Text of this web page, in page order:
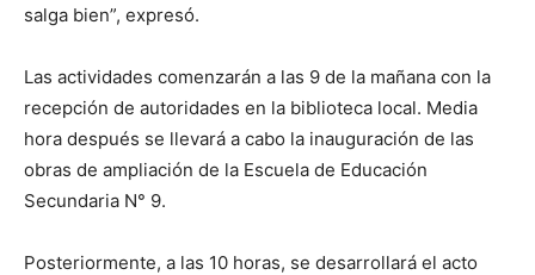
salga bien”, expresó.
Las actividades comenzarán a las 9 de la mañana con la
recepción de autoridades en la biblioteca local. Media
hora después se llevará a cabo la inauguración de las
obras de ampliación de la Escuela de Educación
Secundaria N° 9.
Posteriormente, a las 10 horas, se desarrollará el acto